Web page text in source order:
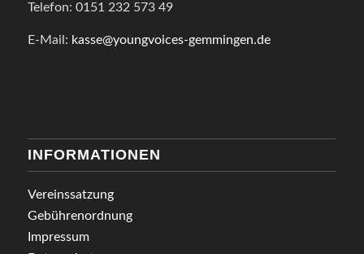
Telefon: 0151 232 573 49
E-Mail: kasse@youngvoices-gemmingen.de
INFORMATIONEN
Vereinssatzung
Gebührenordnung
Impressum